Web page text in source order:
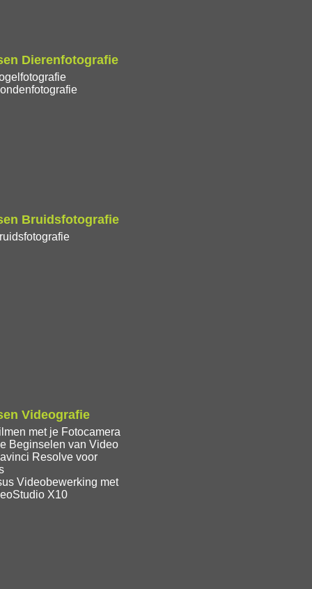
Dierenfotografie
Bruidsfotografie
Videografie
met je Fotocamera
Beginselen van Video
Resolve voor
Videobewerking met
X10